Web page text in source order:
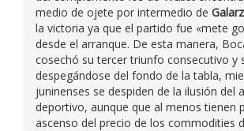
medio de ojete por intermedio de
la victoria ya que el partido fue «mete
desde el arranque. De esta manera,
cosechó su tercer triunfo consecutivo y
despegándose del fondo de la tabla,
juninenses se despiden de la ilusión del
deportivo, aunque que al menos tienen
ascenso del precio de los commodities